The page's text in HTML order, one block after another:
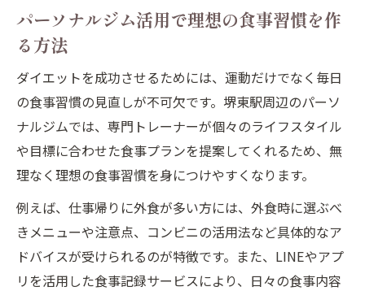
パーソナルジム利用者が実感する食事管理
パーソナルジム指導で堺東駅の食事管理を
徹底
外食派でも安心なダイエット食事選択ポイ
ント
パーソナルジムの視点で見る食事管理の基
本
ダイエット中に意識すべき堺東駅食事術
パーソナルジム活用で理想の食事習慣を作
る方法
ダイエットを成功させるためには、運動だけでなく毎日
の食事習慣の見直しが不可欠です。堺東駅周辺のパーソ
ナルジムでは、専門トレーナーが個々のライフスタイル
や目標に合わせた食事プランを提案してくれるため、無
理なく理想の食事習慣を身につけやすくなります。
例えば、仕事帰りに外食が多い方には、外食時に選ぶべ
きメニューや注意点、コンビニの活用法など具体的なア
ドバイスが受けられるのが特徴です。また、LINEやアプ
リを活用した食事記録サービスにより、日々の食事内容